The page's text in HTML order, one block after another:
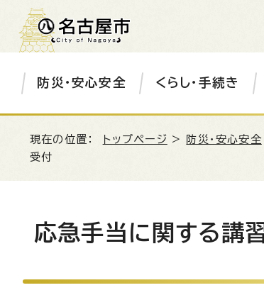
防災・安心安全 くらし・手続き
現在の位置： トップページ > 防災・安心安全
受付
応急手当に関する講